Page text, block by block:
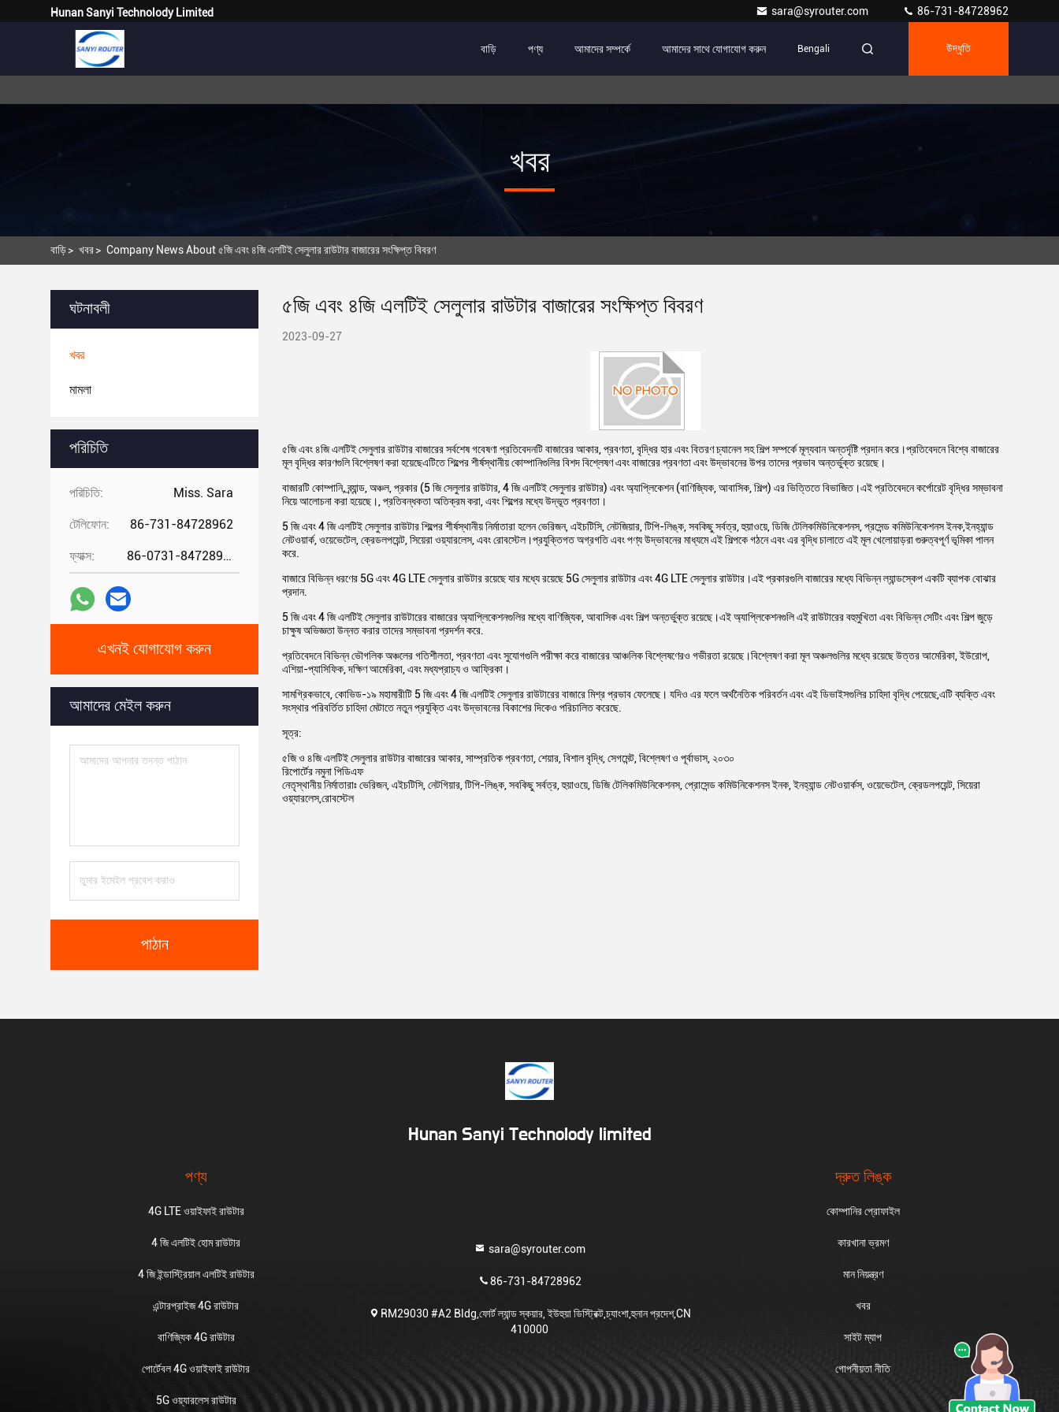
Hunan Sanyi Technolody Limited sara@syrouter.com 86-731-84728962
বাড়ি পণ্য আমাদের সম্পর্কে আমাদের সাথে যোগাযোগ করুন Bengali উদ্ধৃতি
খবর
বাড়ি> খবর> Company News About ৫জি এবং ৪জি এলটিই সেলুলার রাউটার বাজারের সংক্ষিপ্ত বিবরণ
ঘটনাবলী
খবর
মামলা
পরিচিতি
পরিচিতি: Miss. Sara
টেলিফোন: 86-731-84728962
ফ্যাক্স: 86-0731-84728962
এখনই যোগাযোগ করুন
আমাদের মেইল ​​করুন
পাঠান
৫জি এবং ৪জি এলটিই সেলুলার রাউটার বাজারের সংক্ষিপ্ত বিবরণ
2023-09-27
৫জি এবং ৪জি এলটিই সেলুলার রাউটার বাজারের সর্বশেষ গবেষণা প্রতিবেদনটি বাজারের আকার, প্রবণতা, বৃদ্ধির হার এবং বিতরণ চ্যানেল সহ শিল্প সম্পর্কে মূল্যবান অন্তর্দৃষ্টি প্রদান করে।প্রতিবেদনে বিশ্বে বাজারের
মূল বৃদ্ধির কারণগুলি বিশ্লেষণ করা হয়েছেএটিতে শিল্পের শীর্ষস্থানীয় কোম্পানিগুলির বিশদ বিশ্লেষণ এবং বাজারের প্রবণতা এবং উদ্ভাবনের উপর তাদের প্রভাব অন্তর্ভুক্ত রয়েছে।
বাজারটি কোম্পানি, ব্র্যান্ড, অঞ্চল, প্রকার (5 জি সেলুলার রাউটার, 4 জি এলটিই সেলুলার রাউটার) এবং অ্যাপ্লিকেশন (বাণিজ্যিক, আবাসিক, শিল্প) এর ভিত্তিতে বিভাজিত।এই প্রতিবেদনে কর্পোরেট বৃদ্ধির সম্ভাবনা
নিয়ে আলোচনা করা হয়েছে।, প্রতিবন্ধকতা অতিক্রম করা, এবং শিল্পের মধ্যে উদ্ভূত প্রবণতা।
5 জি এবং 4 জি এলটিই সেলুলার রাউটার শিল্পের শীর্ষস্থানীয় নির্মাতারা হলেন ভেরিজন, এইচটিসি, নেটজিয়ার, টিপি-লিঙ্ক, সবকিছু সর্বত্র, হুয়াওয়ে, ডিজি টেলিকমিউনিকেশনস, প্রসেন্ড কমিউনিকেশনস ইনক,ইনহ্যান্ড
নেটওয়ার্ক, ওয়েভেটেল, ক্রেডলপয়েন্ট, সিয়েরা ওয়্যারলেস, এবং রোবস্টেল।প্রযুক্তিগত অগ্রগতি এবং পণ্য উদ্ভাবনের মাধ্যমে এই শিল্পকে গঠনে এবং এর বৃদ্ধি চালাতে এই মূল খেলোয়াড়রা গুরুত্বপূর্ণ ভূমিকা পালন
করে.
বাজারে বিভিন্ন ধরণের 5G এবং 4G LTE সেলুলার রাউটার রয়েছে যার মধ্যে রয়েছে 5G সেলুলার রাউটার এবং 4G LTE সেলুলার রাউটার।এই প্রকারগুলি বাজারের মধ্যে বিভিন্ন ল্যান্ডস্কেপ একটি ব্যাপক বোঝার
প্রদান.
5 জি এবং 4 জি এলটিই সেলুলার রাউটারের বাজারের অ্যাপ্লিকেশনগুলির মধ্যে বাণিজ্যিক, আবাসিক এবং শিল্প অন্তর্ভুক্ত রয়েছে।এই অ্যাপ্লিকেশনগুলি এই রাউটারের বহুমুখিতা এবং বিভিন্ন সেটিং এবং শিল্প জুড়ে
চাক্ষুষ অভিজ্ঞতা উন্নত করার তাদের সম্ভাবনা প্রদর্শন করে.
প্রতিবেদনে বিভিন্ন ভৌগলিক অঞ্চলের গতিশীলতা, প্রবণতা এবং সুযোগগুলি পরীক্ষা করে বাজারের আঞ্চলিক বিশ্লেষণেরও গভীরতা রয়েছে।বিশ্লেষণ করা মূল অঞ্চলগুলির মধ্যে রয়েছে উত্তর আমেরিকা, ইউরোপ,
এশিয়া-প্যাসিফিক, দক্ষিণ আমেরিকা, এবং মধ্যপ্রাচ্য ও আফ্রিকা।
সামগ্রিকভাবে, কোভিড-১৯ মহামারীটি 5 জি এবং 4 জি এলটিই সেলুলার রাউটারের বাজারে মিশ্র প্রভাব ফেলেছে। যদিও এর ফলে অর্থনৈতিক পরিবর্তন এবং এই ডিভাইসগুলির চাহিদা বৃদ্ধি পেয়েছে,এটি ব্যক্তি এবং
সংস্থার পরিবর্তিত চাহিদা মেটাতে নতুন প্রযুক্তি এবং উদ্ভাবনের বিকাশের দিকেও পরিচালিত করেছে.
সূত্র:
৫জি ও ৪জি এলটিই সেলুলার রাউটার বাজারের আকার, সাম্প্রতিক প্রবণতা, শেয়ার, বিশাল বৃদ্ধি, সেগমেন্ট, বিশ্লেষণ ও পূর্বাভাস, ২০৩০
রিপোর্টের নমুনা পিডিএফ
নেতৃস্থানীয় নির্মাতারাঃ ভেরিজন, এইচটিসি, নেটগিয়ার, টিপি-লিঙ্ক, সবকিছু সর্বত্র, হুয়াওয়ে, ডিজি টেলিকমিউনিকেশনস, প্রোসেন্ড কমিউনিকেশনস ইনক, ইনহ্যান্ড নেটওয়ার্কস, ওয়েভেটেল, ক্রেডলপয়েন্ট, সিয়েরা
ওয়্যারলেস,রোবস্টেল
Hunan Sanyi Technolody limited
পণ্য
4G LTE ওয়াইফাই রাউটার
4 জি এলটিই হোম রাউটার
4 জি ইন্ডাস্ট্রিয়াল এলটিই রাউটার
এন্টারপ্রাইজ 4G রাউটার
বাণিজ্যিক 4G রাউটার
পোর্টেবল 4G ওয়াইফাই রাউটার
5G ওয়্যারলেস রাউটার
sara@syrouter.com
86-731-84728962
RM29030 #A2 Bldg,ফোর্ট ল্যান্ড স্কয়ার, ইউহুয়া ডিস্ট্রিক্ট,চ্যাংশা,হুনান প্রদেশ,CN
410000
দ্রুত লিঙ্ক
কোম্পানির প্রোফাইল
কারখানা ভ্রমণ
মান নিয়ন্ত্রণ
খবর
সাইট ম্যাপ
গোপনীয়তা নীতি